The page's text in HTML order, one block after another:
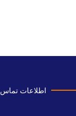
اطلاعات تماس